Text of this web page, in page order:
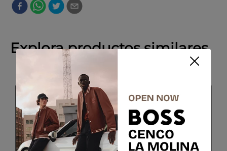
Explora productos similares